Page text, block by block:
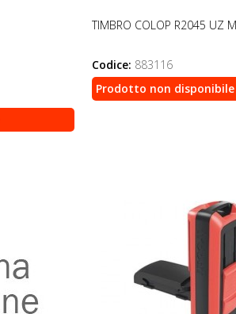
TIMBRO COLOP R2045 UZ
Codice: 883116
Prodotto non disponibile